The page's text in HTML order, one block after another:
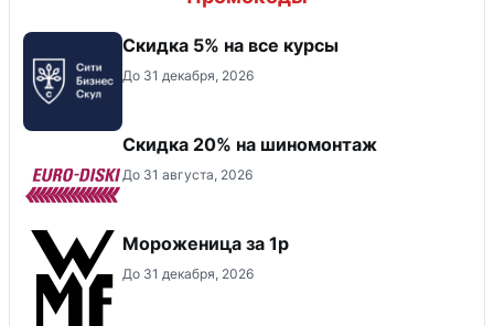
Скидка 5% на все курсы
До 31 декабря, 2026
Скидка 20% на шиномонтаж
До 31 августа, 2026
Мороженица за 1р
До 31 декабря, 2026